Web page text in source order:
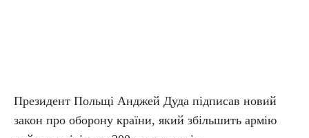
Президент Польщі Анджей Дуда підписав новий
закон про оборону країни, який збільшить армію